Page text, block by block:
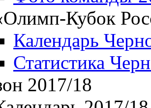
Кубок
Календарь
Статистика
2017/18